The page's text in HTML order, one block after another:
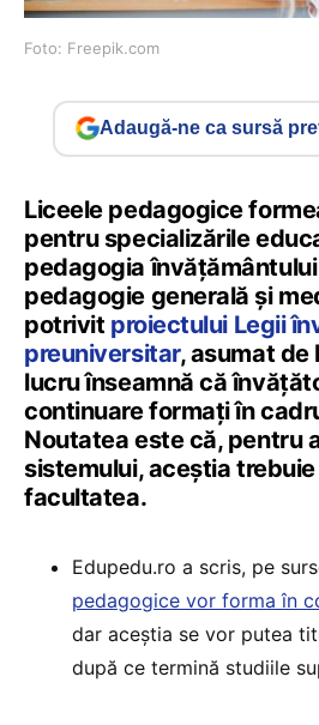
Foto: Freepik.com
Adaugă-ne ca sursă
Liceele pedagogice
pentru specializările
pedagogia
pedagogie generală și
potrivit proiectului Legii
preuniversitar, asumat de
lucru înseamnă că
continuare formați în
Noutatea este că, pentru
sistemului, aceștia
facultatea.
Edupedu.ro a scris, pe
pedagogice vor forma în
dar aceștia se vor putea
după ce termină studiile